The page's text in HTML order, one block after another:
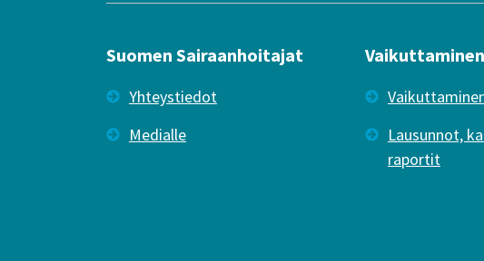
Suomen Sairaanhoitajat
Yhteystiedot
Medialle
Vaikuttaminen
Lausunnot,
raportit